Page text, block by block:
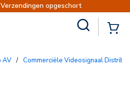
opgeschort
AV / Commerciële Videosignaal